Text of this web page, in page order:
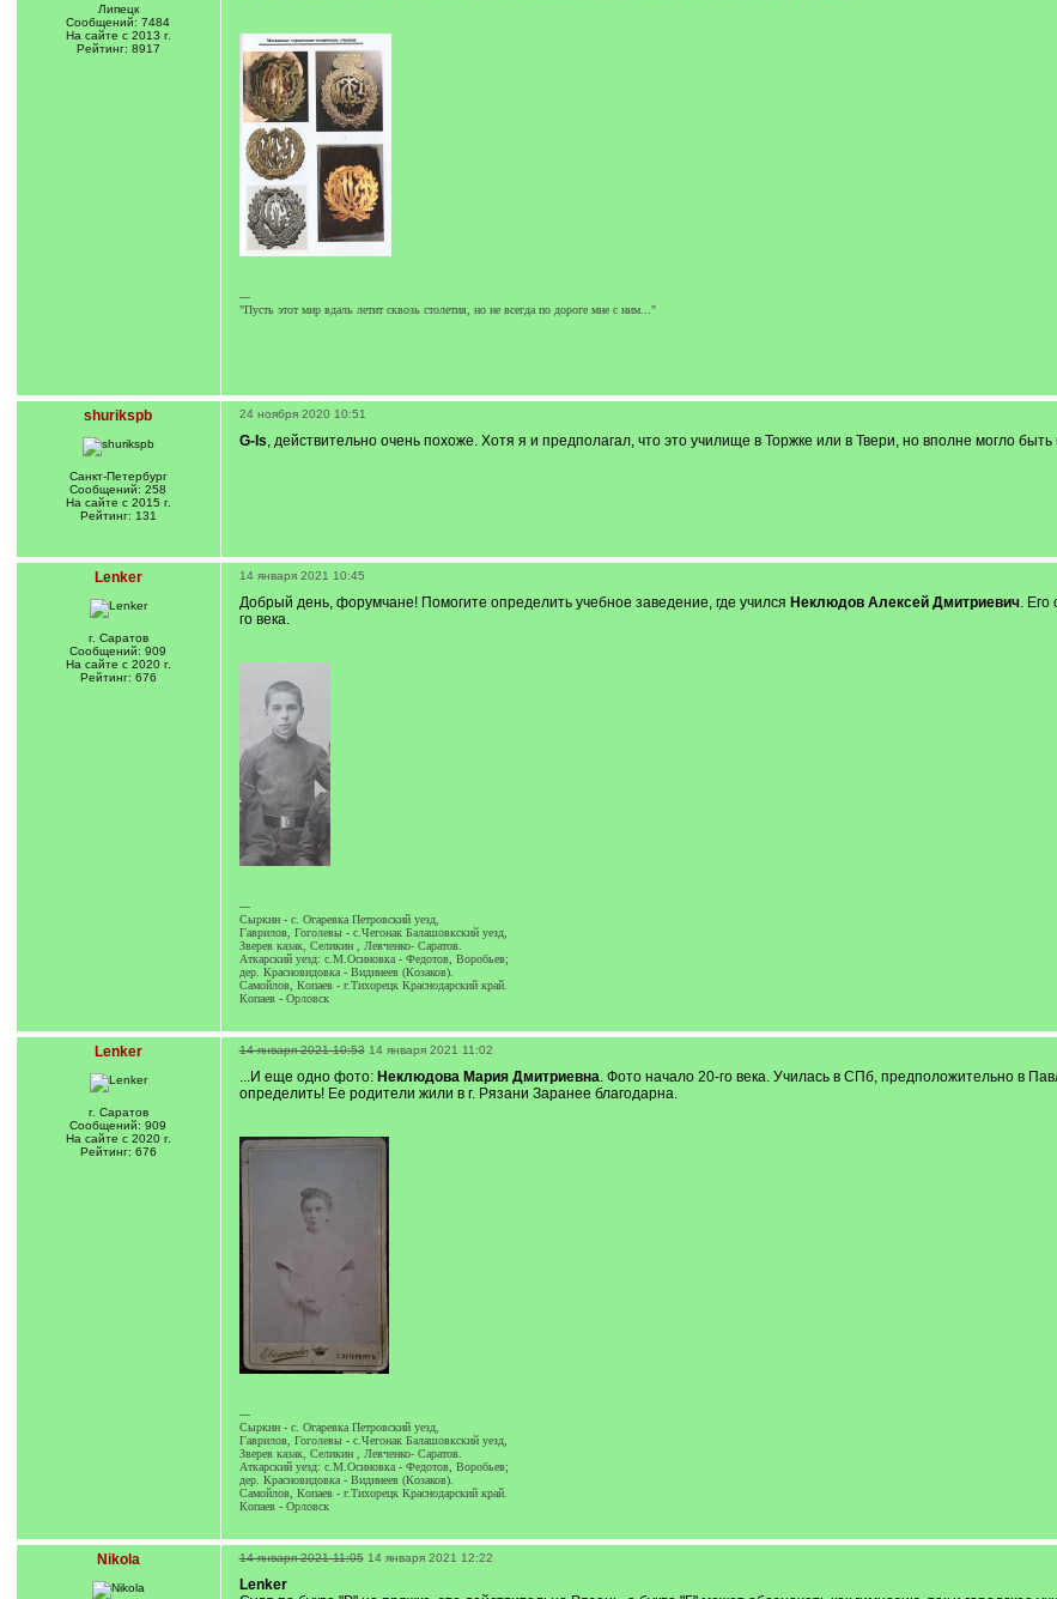
Липецк
Сообщений: 7484
На сайте с 2013 г.
Рейтинг: 8917
---
"Пусть этот мир вдаль летит сквозь столетия, но не всегда по дороге мне с ним..."
shurikspb
Санкт-Петербург
Сообщений: 258
На сайте с 2015 г.
Рейтинг: 131
24 ноября 2020 10:51
G-Is, действительно очень похоже. Хотя я и предполагал, что это училище в Торжке или в Твери, но вполне могло
Lenker
г. Саратов
Сообщений: 909
На сайте с 2020 г.
Рейтинг: 676
14 января 2021 10:45
Добрый день, форумчане! Помогите определить учебное заведение, где учился Неклюдов Алексей Дмитриевич. Его
го века.
---
Сыркин - с. Огаревка Петровский уезд,
Гаврилов, Гоголевы - с.Чегонак Балашовкский уезд,
Зверев казак, Селикин , Левченко- Саратов.
Аткарский уезд: с.М.Осиновка - Федотов, Воробьев;
дер. Красновидовка - Видинеев (Козаков).
Самойлов, Копаев - г.Тихорецк Краснодарский край.
Копаев - Орловск
Lenker
г. Саратов
Сообщений: 909
На сайте с 2020 г.
Рейтинг: 676
14 января 2021 10:53 14 января 2021 11:02
...И еще одно фото: Неклюдова Мария Дмитриевна. Фото начало 20-го века. Училась в СПб, предположительно в
определить! Ее родители жили в г. Рязани Заранее благодарна.
---
Сыркин - с. Огаревка Петровский уезд,
Гаврилов, Гоголевы - с.Чегонак Балашовкский уезд,
Зверев казак, Селикин , Левченко- Саратов.
Аткарский уезд: с.М.Осиновка - Федотов, Воробьев;
дер. Красновидовка - Видинеев (Козаков).
Самойлов, Копаев - г.Тихорецк Краснодарский край.
Копаев - Орловск
Nikola 14 января 2021 11:05 14 января 2021 12:22
Lenker